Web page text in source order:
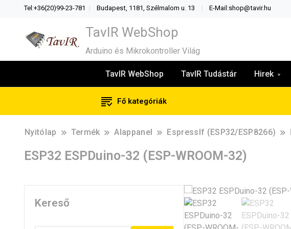
Tel:+36(20)99-23-781 Budapest, 1181, Szélmalom u. 13 E-Mail:shop@tavir.hu
TavIR WebShop
Arduino és Mikrokontroller Világ
TavIR WebShop TavIR Tudástár Hirek
Fő kategóriák
Nyitólap Termék Alappanel EspressIf (ESP32/ESP8266)
ESP32 ESPDuino-32 (ESP-WROOM-32)
Kereső